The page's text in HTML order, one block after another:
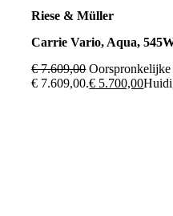
Riese & Müller
Carrie Vario, Aqua,
€7.609,00 Oorspronkelijke
€ 7.609,00.€ 5.700,00